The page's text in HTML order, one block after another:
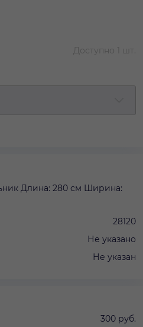
Доступно 1 шт.
Длина: 280 см Ширина:
28120
Не указано
Не указан
300 руб.